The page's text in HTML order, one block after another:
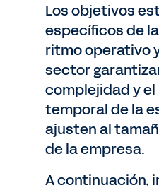
Los objetivos
específicos de
ritmo operativo
sector
complejidad y
temporal de la
ajusten al
de la empresa.
A continuación,